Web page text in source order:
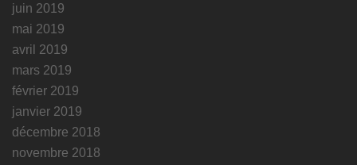
juin 2019
mai 2019
avril 2019
mars 2019
février 2019
janvier 2019
décembre 2018
novembre 2018